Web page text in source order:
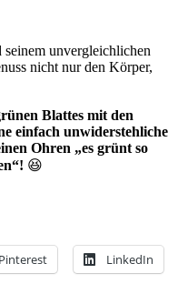
unvergleichlichen
nicht nur den Körper,
Blattes mit den
einfach unwiderstehliche
Ohren „es grünt so
😆
Pinterest LinkedIn